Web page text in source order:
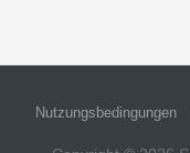
Nutzungsbedingungen